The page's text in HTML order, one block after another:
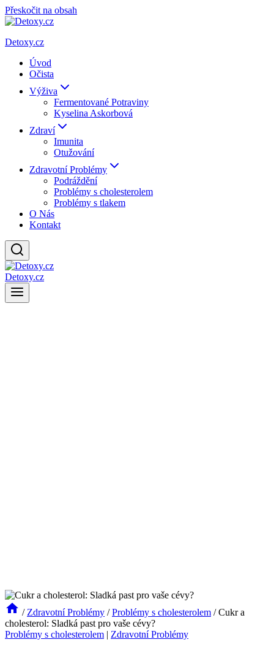
Přeskočit na obsah
Detoxy.cz
Úvod
Očista
Výživa
Fermentované Potraviny
Kyselina Askorbová
Zdraví
Imunita
Otužování
Zdravotní Problémy
Podráždění
Problémy s cholesterolem
Problémy s tlakem
O Nás
Kontakt
Detoxy.cz
/ Zdravotní Problémy / Problémy s cholesterolem / Cukr a
cholesterol: Sladká past pro vaše cévy?
Problémy s cholesterolem | Zdravotní Problémy